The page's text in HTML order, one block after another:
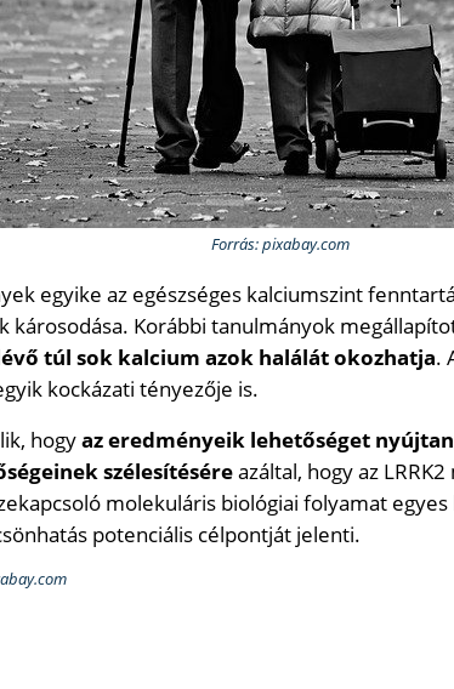
Forrás: pixabay.com
egyike az egészséges kalciumszint
károsodása. Korábbi tanulmányok
túl sok kalcium azok halálát okozhatja.
kockázati tényezője is.
hogyaz eredményeik lehetőséget
szélesítéséreazáltal, hogy az
molekuláris biológiai folyamat
potenciális célpontját jelenti.